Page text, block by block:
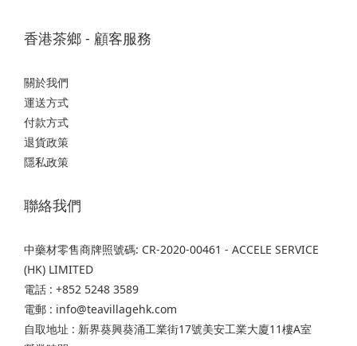
香港茶鄉 - 顧客服務
關於我們
運送方式
付款方式
退貨政策
隱私政策
聯絡我們
中藥材零售商牌照號碼: CR-2020-00461 - ACCELE SERVICE
(HK) LIMITED
電話 : +852 5248 3589
電郵 : info@teavillagehk.com
自取地址 : 新界葵興葵涌工業街17號美安工業大廈11樓A室